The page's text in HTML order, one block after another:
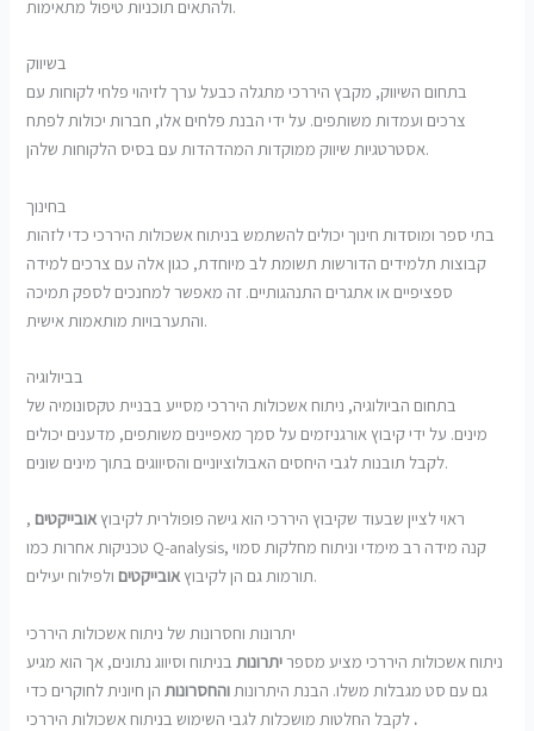
ולהתאים תוכניות טיפול מתאימות.
בשיווק
בתחום השיווק, מקבץ היררכי מתגלה כבעל ערך לזיהוי פלחי לקוחות עם
צרכים ועמדות משותפים. על ידי הבנת פלחים אלו, חברות יכולות לפתח
אסטרטגיות שיווק ממוקדות המהדהדות עם בסיס הלקוחות שלהן.
בחינוך
בתי ספר ומוסדות חינוך יכולים להשתמש בניתוח אשכולות היררכי כדי לזהות
קבוצות תלמידים הדורשות תשומת לב מיוחדת, כגון אלה עם צרכים למידה
ספציפיים או אתגרים התנהגותיים. זה מאפשר למחנכים לספק תמיכה
והתערבויות מותאמות אישית.
בביולוגיה
בתחום הביולוגיה, ניתוח אשכולות היררכי מסייע בבניית טקסונומיה של
מינים. על ידי קיבוץ אורגניזמים על סמך מאפיינים משותפים, מדענים יכולים
לקבל תובנות לגבי היחסים האבולוציוניים והסיווגים בתוך מינים שונים.
ראוי לציין שבעוד שקיבוץ היררכי הוא גישה פופולרית לקיבוץאובייקטים ,
טכניקות אחרות כמו Q-analysis, קנה מידה רב מימדי וניתוח מחלקות סמוי
תורמות גם הן לקיבוץאובייקטים ולפילוח יעילים.
יתרונות וחסרונות של ניתוח אשכולות היררכי
ניתוח אשכולות היררכי מציע מספריתרונות בניתוח וסיווג נתונים, אך הוא מגיע
גם עם סט מגבלות משלו. הבנת היתרונות והחסרונות הן חיונית לחוקרים כדי
.